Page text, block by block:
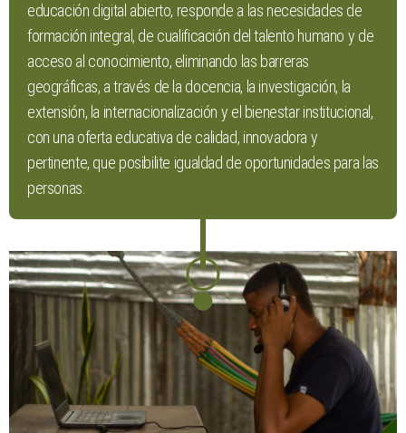
educación digital abierto, responde a las necesidades de
formación integral, de cualificación del talento humano y de
acceso al conocimiento, eliminando las barreras
geográficas, a través de la docencia, la investigación, la
extensión, la internacionalización y el bienestar institucional,
con una oferta educativa de calidad, innovadora y
pertinente, que posibilite igualdad de oportunidades para las
personas.